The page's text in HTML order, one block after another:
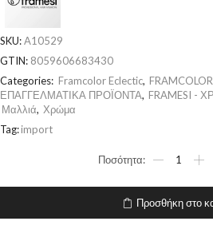
SKU:A10529
GTIN: 8059606683430
Categories: Framcolor Eclectic,
ΕΠΑΓΓΕΛΜΑΤΙΚΑ ΠΡΟΪΟΝΤΑ, FRAMESI -
Μαλλιά, Χρώμα
Tag:import
Προσθήκη στο